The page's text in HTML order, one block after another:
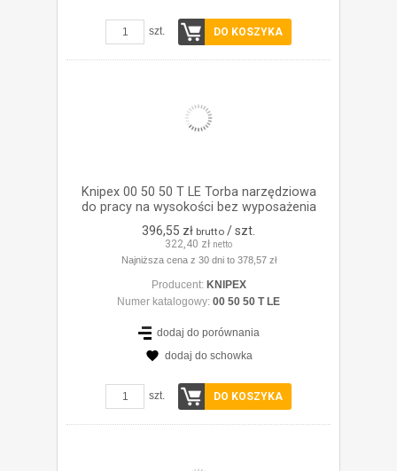
szt. DO KOSZYKA
Knipex 00 50 50 T LE Torba narzędziowa
do pracy na wysokości bez wyposażenia
396,55 zł brutto / szt.
322,40 zł netto
Najniższa cena z 30 dni to 378,57 zł
Producent: KNIPEX
Numer katalogowy: 00 50 50 T LE
dodaj do porównania
dodaj do schowka
szt. DO KOSZYKA